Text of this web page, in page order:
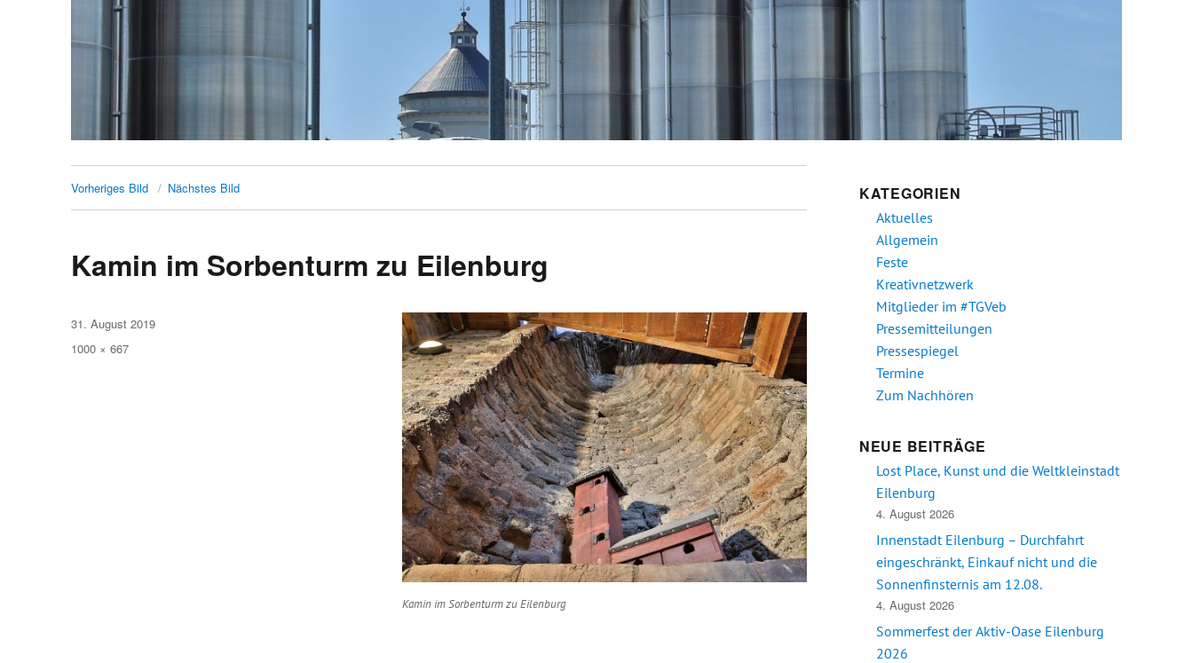
Vorheriges Bild Nächstes Bild
Kamin im Sorbenturm zu Eilenburg
Kamin im Sorbenturm zu Eilenburg
Veröffentlicht
31. August 2019
Volle
1000 × 667
KATEGORIEN
Aktuelles
Allgemein
Feste
Kreativnetzwerk
Mitglieder im #TGVeb
Pressemitteilungen
Pressespiegel
Termine
Zum Nachhören
NEUE BEITRÄGE
Lost Place, Kunst und die Weltkleinstadt
Eilenburg
4. August 2026
Innenstadt Eilenburg – Durchfahrt
eingeschränkt, Einkauf nicht und die
Sonnenfinsternis am 12.08.
4. August 2026
Sommerfest der Aktiv-Oase Eilenburg
2026